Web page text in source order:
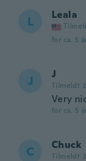
L Leala
for ca. 5
J J
Tilmeldt
Very
for ca. 5
C Chuck
Tilmeldt